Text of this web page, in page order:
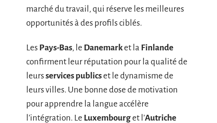
marché du travail, qui réserve les meilleures
opportunités à des profils ciblés.
Les Pays-Bas, le Danemarket la Finlande
confirment leur réputation pour la qualité de
leursservices publicset le dynamisme de
leurs villes. Une bonne dose de motivation
pour apprendre la langue accélère
l’intégration. Le Luxembourget l’Autriche